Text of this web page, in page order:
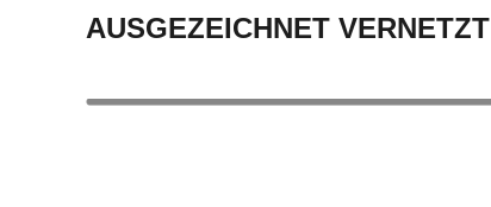
AUSGEZEICHNET VERNETZT